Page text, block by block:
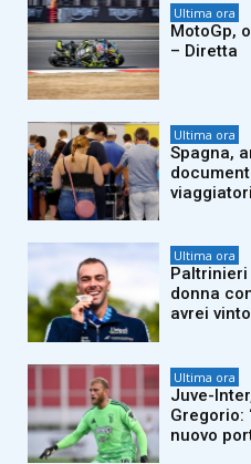
Ultima ora
MotoGp,
– Diretta
Ultima ora
Spagna,
viaggiatori
Ultima ora
Paltrinieri
donna
avrei
Ultima ora
Juve-
Gregorio:
nuovo